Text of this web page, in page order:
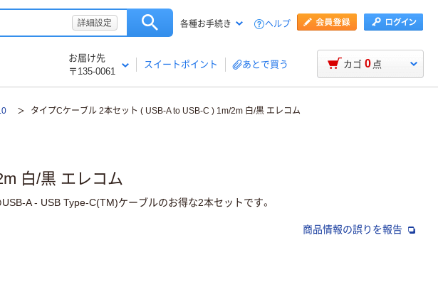
詳細設定 各種お手続き ヘルプ
お届け先
〒135-0061
スイートポイント あとで買う カゴ 0 点
タイプCケーブル 2本セット ( USB-A to USB-C ) 1m/2m 白/黒 エレコム
白/黒 エレコム
A - USB Type-C(TM)ケーブルのお得な2本セットです。
商品情報の誤りを報告